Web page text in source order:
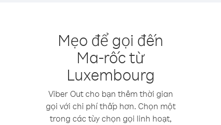
Mẹo để gọi đến
Ma-rốc từ
Luxembourg
Viber Out cho bạn thêm thời gian
gọi với chi phí thấp hơn. Chọn một
trong các tùy chọn gọi linh hoạt,